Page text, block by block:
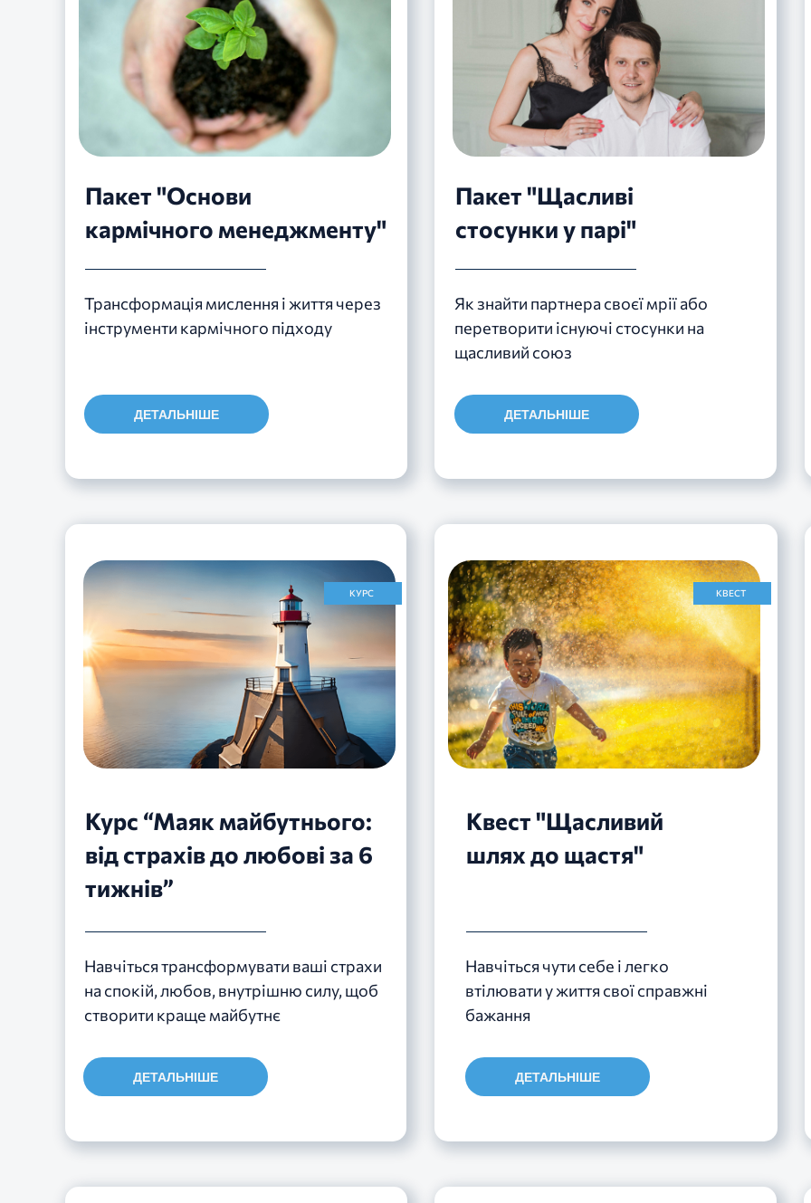
ДЕТАЛЬНІШЕ
Квест "Щасливий
шлях до щастя"
Навчіться чути себе і легко
втілювати у життя свої справжні
бажання
КВЕСТ
ДЕТАЛЬНІШЕ
Навчіться трансформувати ваші страхи
на спокій, любов, внутрішню силу, щоб
створити краще майбутнє
Курс “Маяк майбутнього:
від страхів до любові за 6
тижнів”
КУРС
ДЕТАЛЬНІШЕ
Пакет "Щасливі
стосунки у парі"
Як знайти партнера своєї мрії або
перетворити існуючі стосунки на
щасливий союз
ДЕТАЛЬНІШЕ
Трансформація мислення і життя через
інструменти кармічного підходу
Пакет "Основи
кармічного менеджменту"